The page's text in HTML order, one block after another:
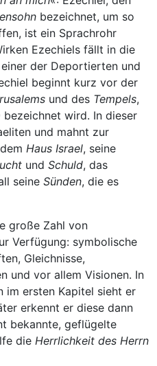
bezeichnet, um so
ist ein Sprachrohr
Ezechiels fällt in die
der Deportierten und
beginnt kurz vor der
und des Tempels,
bezeichnet wird. In dieser
und mahnt zur
Haus Israel, seine
und Schuld, das
seine Sünden, die es
große Zahl von
Verfügung: symbolische
Gleichnisse,
und vor allem Visionen. In
im ersten Kapitel sieht er
erkennt er diese dann
bekannte, geflügelte
die Herrlichkeit des Herrn